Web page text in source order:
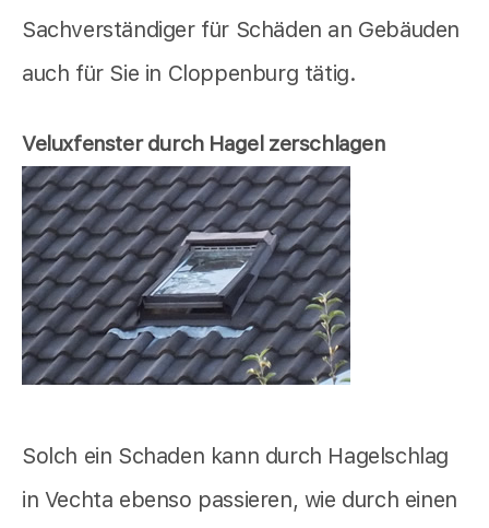
Sachverständiger für Schäden an Gebäuden
auch für Sie in Cloppenburg tätig.
Veluxfenster durch Hagel zerschlagen
Solch ein Schaden kann durch Hagelschlag
in Vechta ebenso passieren, wie durch einen